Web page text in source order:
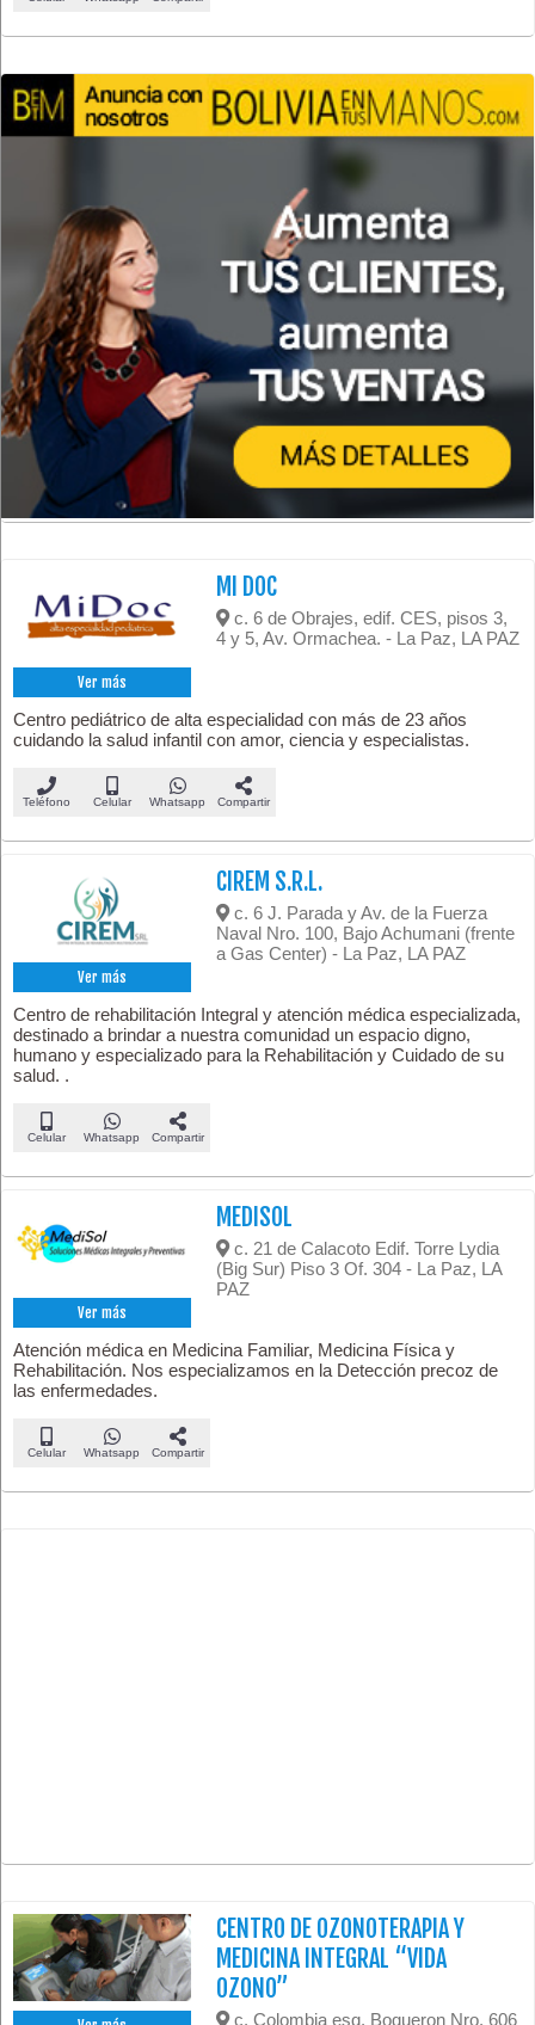
Ver más
MI DOC
c. 6 de Obrajes, edif. CES, pisos 3,
4 y 5, Av. Ormachea. - La Paz, LA PAZ
Centro pediátrico de alta especialidad con más de 23 años
cuidando la salud infantil con amor, ciencia y especialistas.
Teléfono Celular Whatsapp Compartir
Ver más
CIREM S.R.L.
c. 6 J. Parada y Av. de la Fuerza
Naval Nro. 100, Bajo Achumani (frente
a Gas Center) - La Paz, LA PAZ
Centro de rehabilitación Integral y atención médica especializada,
destinado a brindar a nuestra comunidad un espacio digno,
humano y especializado para la Rehabilitación y Cuidado de su
salud. .
Celular Whatsapp Compartir
Ver más
MEDISOL
c. 21 de Calacoto Edif. Torre Lydia
(Big Sur) Piso 3 Of. 304 - La Paz, LA
PAZ
Atención médica en Medicina Familiar, Medicina Física y
Rehabilitación. Nos especializamos en la Detección precoz de
las enfermedades.
Celular Whatsapp Compartir
CENTRO DE OZONOTERAPIA Y
MEDICINA INTEGRAL “VIDA
OZONO”
c. Colombia esq. Boqueron Nro. 606